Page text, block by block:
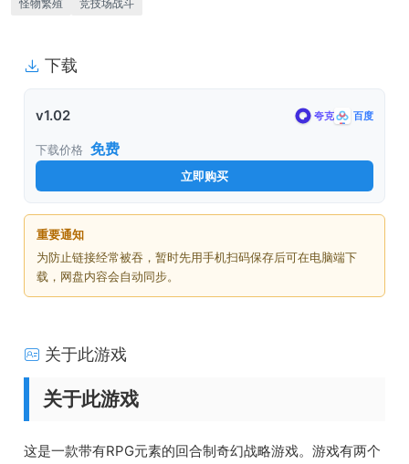
怪物繁殖 竞技场战斗
下载
v1.02 夸克 百度
下载价格 免费
立即购买
重要通知
为防止链接经常被吞，暂时先用手机扫码保存后可在电脑端下
载，网盘内容会自动同步。
关于此游戏
关于此游戏
这是一款带有RPG元素的回合制奇幻战略游戏。游戏有两个